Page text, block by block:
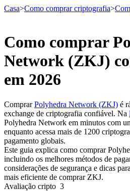
Futuros
Futuros de USDT
Futuros usando USDT como
Casa>Como comprar criptografia>
Como comprar
Network (ZKJ)
em 2026
ComprarPolyhedra Network (ZKJ) é
exchange de criptografia confiável. Na
Polyhedra Network em minutos com
enquanto acessa mais de 1200
pagamento globais.
Este guia explica como comprar
incluindo os melhores métodos de
considerações de segurança e dicas
mais eficiente de comprar ZKJ.
Avaliação cripto 3